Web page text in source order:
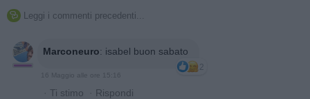
 Leggi i commenti precedenti...
Marconeuro: isabel buon sabato
2
16 Maggio alle ore 15:16
· Ti stimo · Rispondi